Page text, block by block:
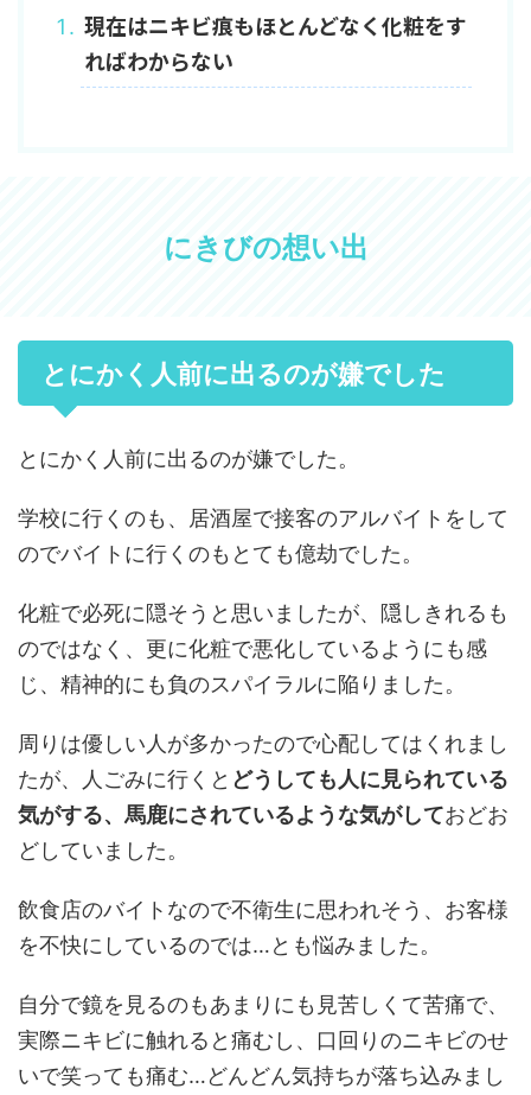
現在はニキビ痕もほとんどなく化粧をす
ればわからない
にきびの想い出
とにかく人前に出るのが嫌でした
とにかく人前に出るのが嫌でした。
学校に行くのも、居酒屋で接客のアルバイトをして
のでバイトに行くのもとても億劫でした。
化粧で必死に隠そうと思いましたが、隠しきれるも
のではなく、更に化粧で悪化しているようにも感
じ、精神的にも負のスパイラルに陥りました。
周りは優しい人が多かったので心配してはくれまし
たが、人ごみに行くと どうしても人に見られている
気がする、馬鹿にされているような気がしておどお
どしていました。
飲食店のバイトなので不衛生に思われそう、お客様
を不快にしているのでは…とも悩みました。
自分で鏡を見るのもあまりにも見苦しくて苦痛で、
実際ニキビに触れると痛むし、口回りのニキビのせ
いで笑っても痛む…どんどん気持ちが落ち込みまし